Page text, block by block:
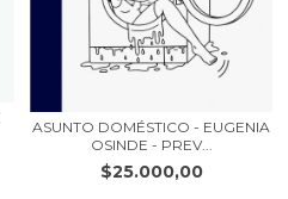
ASUNTO DOMÉSTICO - EUGENIA
OSINDE - PREV...
$25.000,00